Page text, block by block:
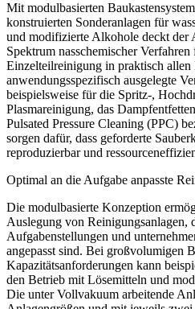
Mit modulbasierten
konstruierten Sonderanlagen für
und modifizierte Alkohole deckt der
Spektrum nasschemischer
Einzelteilreinigung in praktisch allen
anwendungsspezifisch ausgelegte
beispielsweise für die Spritz-,
Plasmareinigung, das
Pulsated Pressure Cleaning (PPC)
sorgen dafür, dass geforderte
reproduzierbar und
Optimal an die Aufgabe anpasste
Die modulbasierte Konzeption
Auslegung von Reinigungsanlagen,
Aufgabenstellungen und
angepasst sind. Bei großvolumigen
Kapazitätsanforderungen kann
den Betrieb mit Lösemitteln und
Die unter Vollvakuum arbeitende